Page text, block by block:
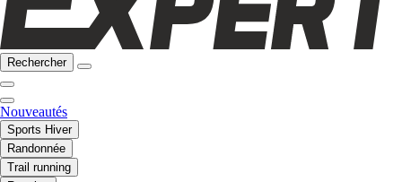
Rechercher
Nouveautés
Sports Hiver
Randonnée
Trail running